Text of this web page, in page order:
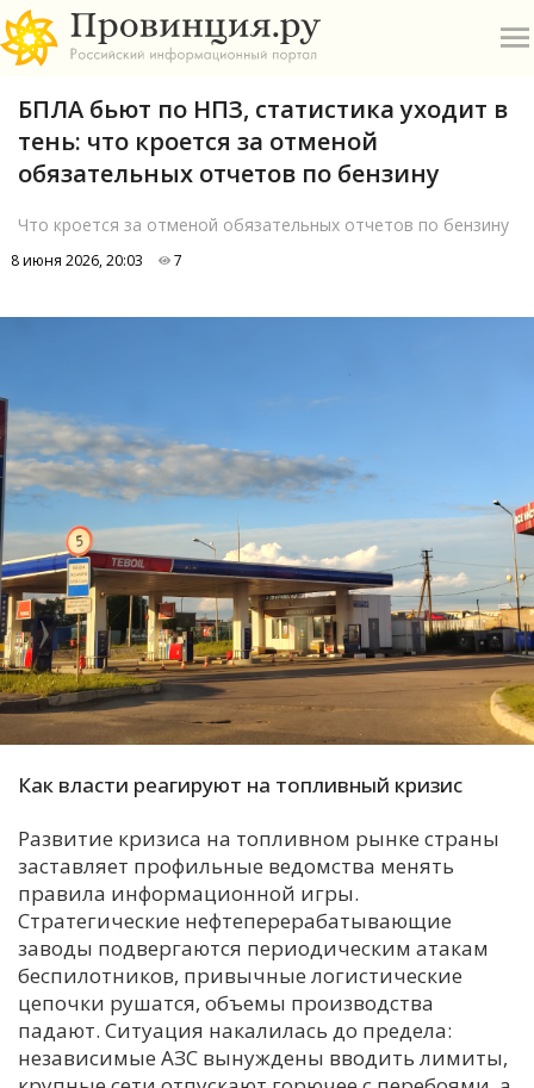
В
Е
И
М
Н
С
Ч
Я
БПЛА бьют по НПЗ, статистика уходит в
тень: что кроется за отменой
обязательных отчетов по бензину
Что кроется за отменой обязательных отчетов по бензину
8 июня 2026, 20:03 7
Как власти реагируют на топливный кризис
Развитие кризиса на топливном рынке страны
заставляет профильные ведомства менять
правила информационной игры.
Стратегические нефтеперерабатывающие
заводы подвергаются периодическим атакам
беспилотников, привычные логистические
цепочки рушатся, объемы производства
падают. Ситуация накалилась до предела:
независимые АЗС вынуждены вводить лимиты,